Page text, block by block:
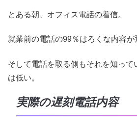
とある朝、オフィス電話の着信。
就業前の電話の99％はろくな内容が
そして電話を取る側もそれを知って
は低い。
実際の遅刻電話内容